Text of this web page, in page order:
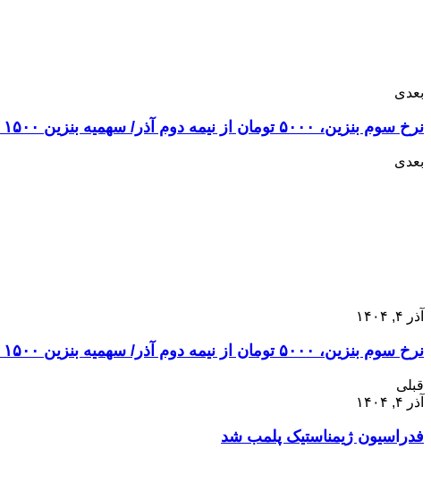
بعدی
نرخ سوم بنزین، ۵۰۰۰ تومان از نیمه دوم آذر/ سهمیه بنزین ۱۵۰۰ و ۳۰۰۰ تومانی بدون تغییر
بعدی
آذر ۴, ۱۴۰۴
نرخ سوم بنزین، ۵۰۰۰ تومان از نیمه دوم آذر/ سهمیه بنزین ۱۵۰۰ و ۳۰۰۰ تومانی بدون تغییر
قبلی
آذر ۴, ۱۴۰۴
فدراسیون ژیمناستیک پلمب شد